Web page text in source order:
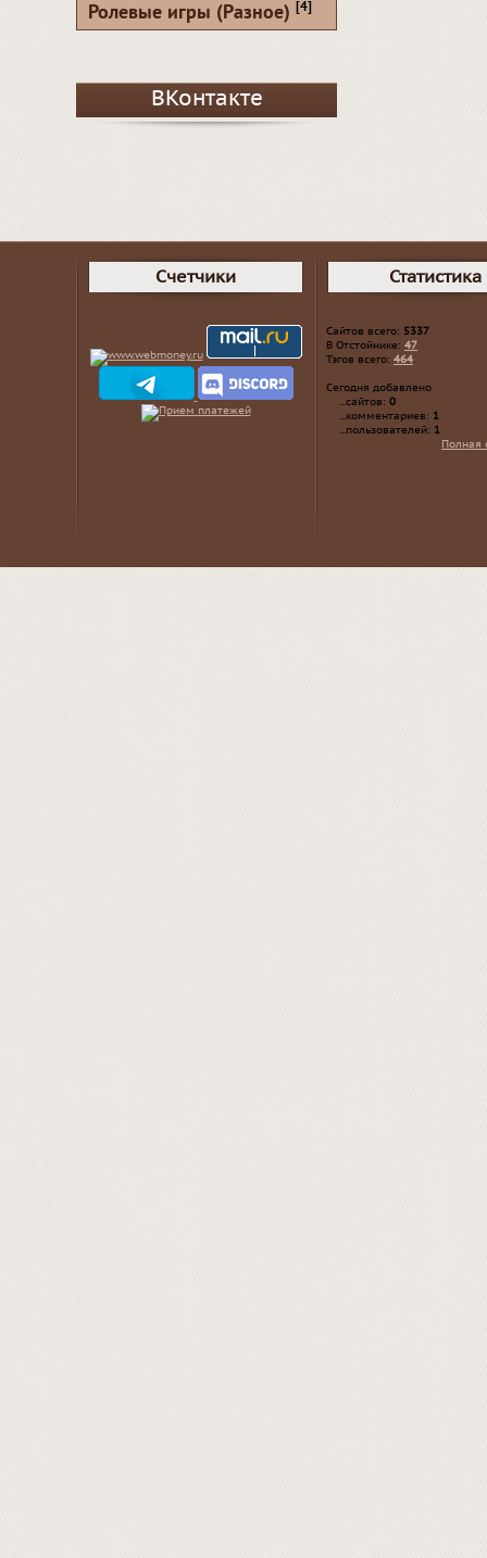
Ролевые игры (Разное) [4]
ВКонтакте
Счетчики Статистика
Сайтов всего: 5337
В Отстойнике: 47
Тэгов всего: 464
Сегодня добавлено
...сайтов: 0
...комментариев: 1
...пользователей: 1
Полная